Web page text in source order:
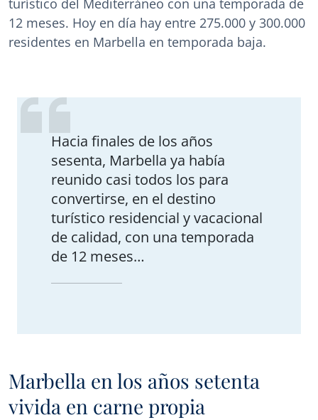
12 meses. Hoy en día hay entre 275.000 y 300.000
residentes en Marbella en temporada baja.
Hacia finales de los años
sesenta, Marbella ya había
reunido casi todos los para
convertirse, en el destino
turístico residencial y vacacional
de calidad, con una temporada
de 12 meses…
Marbella en los años setenta
vivida en carne propia